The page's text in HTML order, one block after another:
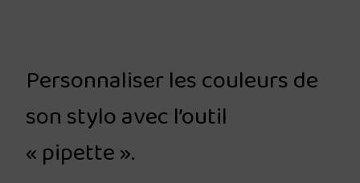
Personnaliser les couleurs de
son stylo avec l’outil
« pipette ».